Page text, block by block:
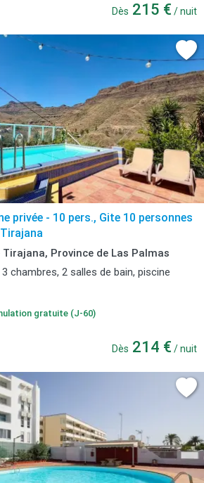
Dès 215 € / nuit
privée - 10 pers., Gite 10 personnes
Province de Las Palmas
chambres, 2 salles de bain, piscine
gratuite (J-60)
Dès 214 € / nuit